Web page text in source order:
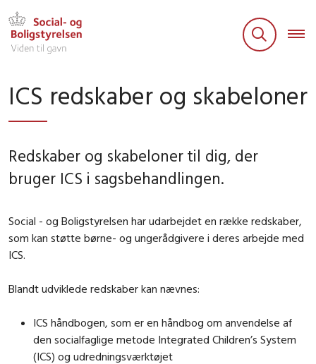
ICS redskaber og skabeloner
Redskaber og skabeloner til dig, der
bruger ICS i sagsbehandlingen.
Social - og Boligstyrelsen har udarbejdet en række redskaber,
som kan støtte børne- og ungerådgivere i deres arbejde med
ICS.
Blandt udviklede redskaber kan nævnes:
ICS håndbogen, som er en håndbog om anvendelse af
den socialfaglige metode Integrated Children’s System
(ICS) og udredningsværktøjet